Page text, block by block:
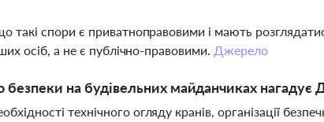
такі спори є приватноправовими і мають
осіб, а не є публічно-правовими. Джерело
безпеки на будівельних майданчиках нагадує
технічного огляду кранів, організації